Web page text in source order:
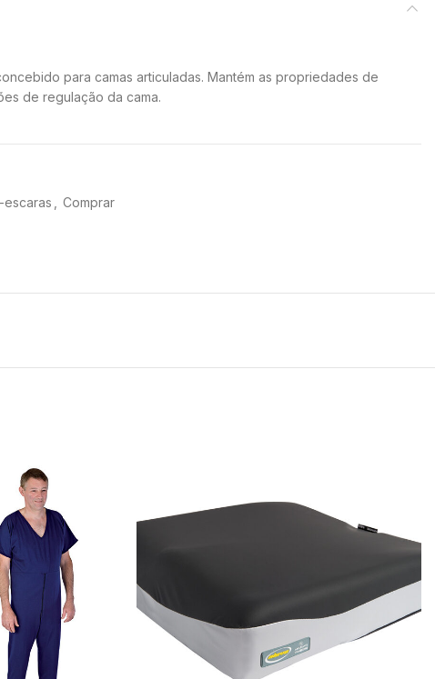
para camas articuladas. Mantém as propriedades de
de regulação da cama.
escaras Comprar